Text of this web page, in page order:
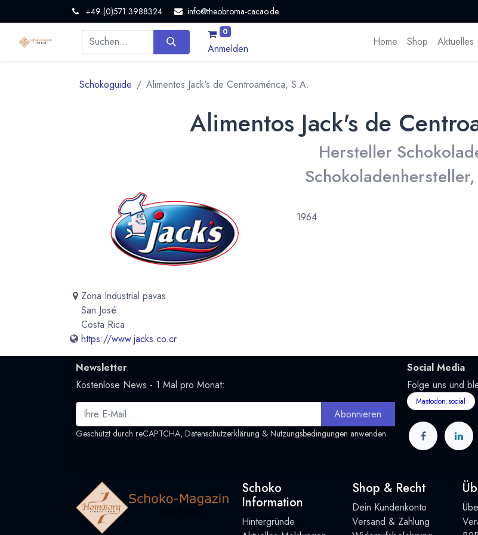
+49 (0)571 3988324 info@theobroma-cacao.de
0
Anmelden
Home Shop Aktuelles
Schokoguide Alimentos Jack's de Centroamérica, S.A.
Alimentos Jack's de
Hersteller
Zona Industrial pavas
San José
Costa Rica
https://www.jacks.co.cr
1964
Newsletter
Kostenlose News - 1 Mal pro Monat:
Abonnieren
Geschützt durch reCAPTCHA, Datenschutzerklärung & Nutzungsbedingungen anwenden.
Social Media
Folge uns und
Mastodon.social
Schoko
Information
Hintergründe
Shop & Recht
Dein Kundenkonto
Versand & Zahlung